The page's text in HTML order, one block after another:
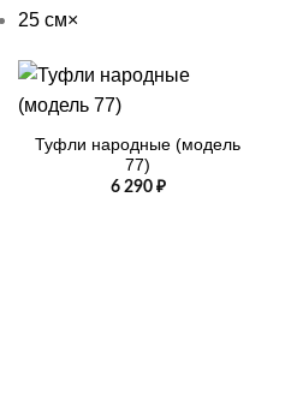
25 см×
Туфли народные (модель
77)
6 290 ₽